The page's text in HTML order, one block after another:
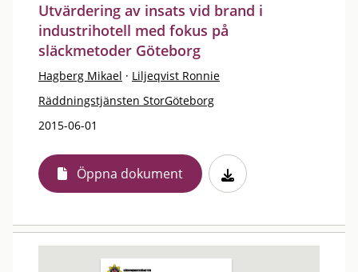
Utvärdering av insats vid brand i
industrihotell med fokus på
släckmetoder Göteborg
Hagberg Mikael · Liljeqvist Ronnie
Räddningstjänsten StorGöteborg
2015-06-01
Öppna dokument